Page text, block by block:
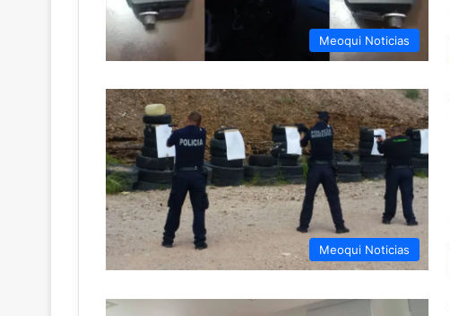
Meoqui Noticias
Meoqui Noticias